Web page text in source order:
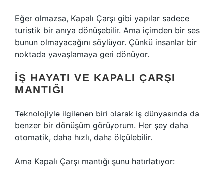
Eğer olmazsa, Kapalı Çarşı gibi yapılar sadece
turistik bir anıya dönüşebilir. Ama içimden bir ses
bunun olmayacağını söylüyor. Çünkü insanlar bir
noktada yavaşlamaya geri dönüyor.
İŞ HAYATI VE KAPALI ÇARŞI
MANTIĞI
Teknolojiyle ilgilenen biri olarak iş dünyasında da
benzer bir dönüşüm görüyorum. Her şey daha
otomatik, daha hızlı, daha ölçülebilir.
Ama Kapalı Çarşı mantığı şunu hatırlatıyor: